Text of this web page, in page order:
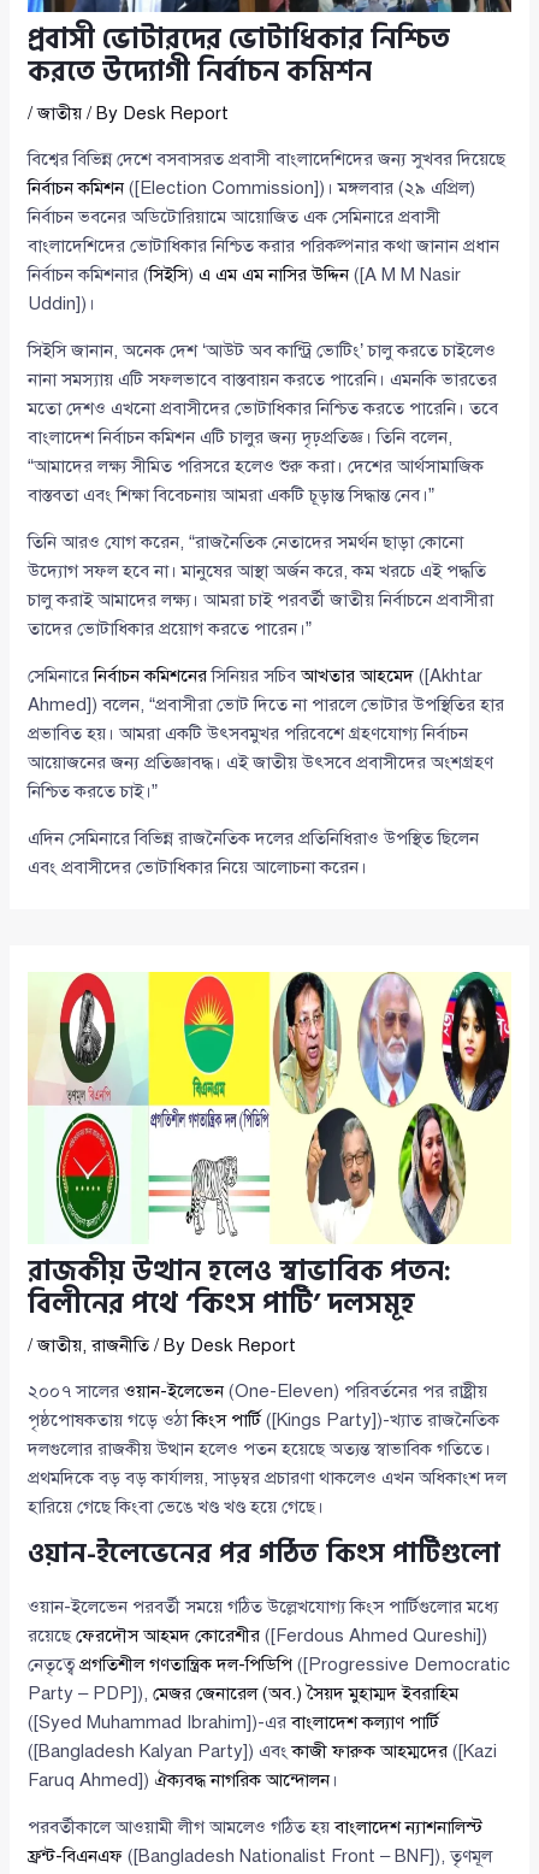
প্রবাসী ভোটারদের ভোটাধিকার নিশ্চিত
করতে উদ্যোগী নির্বাচন কমিশন
/জাতীয় / By Desk Report
বিশ্বের বিভিন্ন দেশে বসবাসরত প্রবাসী বাংলাদেশিদের জন্য সুখবর দিয়েছে
নির্বাচন কমিশন([Election Commission])। মঙ্গলবার (২৯ এপ্রিল)
নির্বাচন ভবনের অডিটোরিয়ামে আয়োজিত এক সেমিনারে প্রবাসী
বাংলাদেশিদের ভোটাধিকার নিশ্চিত করার পরিকল্পনার কথা জানান প্রধান
নির্বাচন কমিশনার (সিইসি)এ এম এম নাসির উদ্দিন([A M M Nasir
Uddin])।
সিইসি জানান, অনেক দেশ ‘আউট অব কান্ট্রি ভোটিং’ চালু করতে চাইলেও
নানা সমস্যায় এটি সফলভাবে বাস্তবায়ন করতে পারেনি। এমনকি ভারতের
মতো দেশও এখনো প্রবাসীদের ভোটাধিকার নিশ্চিত করতে পারেনি। তবে
বাংলাদেশ নির্বাচন কমিশন এটি চালুর জন্য দৃঢ়প্রতিজ্ঞ। তিনি বলেন,
“আমাদের লক্ষ্য সীমিত পরিসরে হলেও শুরু করা। দেশের আর্থসামাজিক
বাস্তবতা এবং শিক্ষা বিবেচনায় আমরা একটি চূড়ান্ত সিদ্ধান্ত নেব।”
তিনি আরও যোগ করেন, “রাজনৈতিক নেতাদের সমর্থন ছাড়া কোনো
উদ্যোগ সফল হবে না। মানুষের আস্থা অর্জন করে, কম খরচে এই পদ্ধতি
চালু করাই আমাদের লক্ষ্য। আমরা চাই পরবর্তী জাতীয় নির্বাচনে প্রবাসীরা
তাদের ভোটাধিকার প্রয়োগ করতে পারেন।”
সেমিনারেনির্বাচন কমিশনেরসিনিয়র সচিবআখতার আহমেদ ([Akhtar
Ahmed]) বলেন, “প্রবাসীরা ভোট দিতে না পারলে ভোটার উপস্থিতির হার
প্রভাবিত হয়। আমরা একটি উৎসবমুখর পরিবেশে গ্রহণযোগ্য নির্বাচন
আয়োজনের জন্য প্রতিজ্ঞাবদ্ধ। এই জাতীয় উৎসবে প্রবাসীদের অংশগ্রহণ
নিশ্চিত করতে চাই।”
এদিন সেমিনারে বিভিন্ন রাজনৈতিক দলের প্রতিনিধিরাও উপস্থিত ছিলেন
এবং প্রবাসীদের ভোটাধিকার নিয়ে আলোচনা করেন।
রাজকীয় উত্থান হলেও স্বাভাবিক পতন:
বিলীনের পথে ‘কিংস পার্টি’ দলসমূহ
/জাতীয়,রাজনীতি/ By Desk Report
২০০৭ সালেরওয়ান-ইলেভেন(One-Eleven) পরিবর্তনের পর রাষ্ট্রীয়
পৃষ্ঠপোষকতায় গড়ে ওঠাকিংস পার্টি ([Kings Party])-খ্যাত রাজনৈতিক
দলগুলোর রাজকীয় উত্থান হলেও পতন হয়েছে অত্যন্ত স্বাভাবিক গতিতে।
প্রথমদিকে বড় বড় কার্যালয়, সাড়ম্বর প্রচারণা থাকলেও এখন অধিকাংশ দল
হারিয়ে গেছে কিংবা ভেঙে খণ্ড খণ্ড হয়ে গেছে।
ওয়ান-ইলেভেনের পর গঠিত কিংস পার্টিগুলো
ওয়ান-ইলেভেন পরবর্তী সময়ে গঠিত উল্লেখযোগ্য কিংস পার্টিগুলোর মধ্যে
রয়েছেফেরদৌস আহমদ কোরেশীর ([Ferdous Ahmed Qureshi])
নেতৃত্বেপ্রগতিশীল গণতান্ত্রিক দল-পিডিপি ([Progressive Democratic
Party – PDP]),মেজর জেনারেল (অব.) সৈয়দ মুহাম্মদ ইবরাহিম
([Syed Muhammad Ibrahim])-এরবাংলাদেশ কল্যাণ পার্টি
([Bangladesh Kalyan Party]) এবংকাজী ফারুক আহম্মদের ([Kazi
Faruq Ahmed]) ঐক্যবদ্ধ নাগরিক আন্দোলন।
পরবর্তীকালে আওয়ামী লীগ আমলেও গঠিত হয়বাংলাদেশ ন্যাশনালিস্ট
ফ্রন্ট-বিএনএফ ([Bangladesh Nationalist Front – BNF]), তৃণমূল